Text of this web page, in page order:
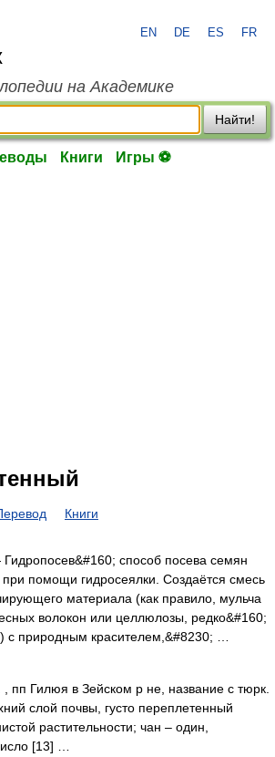
EN DE ES FR
на Академике
Найти!
Книги Игры ⚽
Книги
способ посева семян
при помощи гидросеялки. Создаётся смесь
материала (как правило, мульча
волокон или целлюлозы, редко&#160;
с природным красителем,&#8230; …
пп Гилюя в Зейском р не, название с тюрк.
слой почвы, густо переплетенный
растительности; чан – один,
[13] …